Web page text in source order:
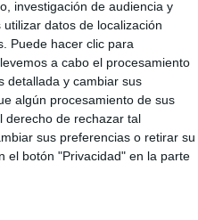
investigación de audiencia y
datos de localización
Puede hacer clic para
a cabo el procesamiento
detallada y cambiar sus
algún procesamiento de sus
derecho de rechazar tal
sus preferencias o retirar su
el botón "Privacidad" en la parte